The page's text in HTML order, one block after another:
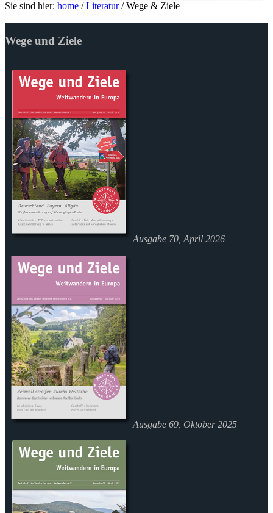
Sie sind hier: home /Literatur/Wege & Ziele
Wege und Ziele
Ausgabe 70, April 2026
Ausgabe 69, Oktober 2025